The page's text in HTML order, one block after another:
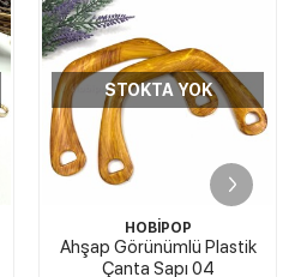
STOKTA YOK
HOBİPOP
Ahşap Görünümlü Plastik
Çanta Sapı 04